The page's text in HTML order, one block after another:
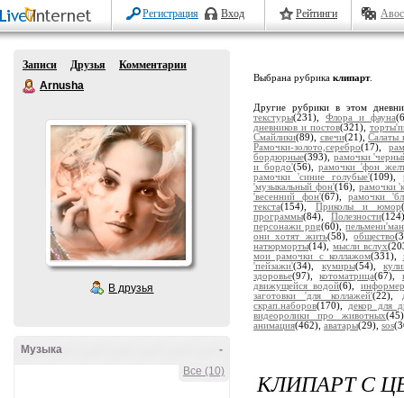
Регистрация Вход Рейтинги
Записи Друзья
Комментарии
Arnusha
В друзья
-
Музыка
Все (10)
Выбрана рубрика клипарт.
Другие рубрики в этом
текстуры(231), Флора и фауна
дневников и постов(321),
Смайлики(89), свечи(21),Салаты
Рамочки-золото,серебро(17),
бордюрные(393), рамочки
и бордо'(56),рамочки 'фон
рамочки 'синие голубые'(109),
'музыкальный фон'(16), рамочки
'весенний фон'(67),рамочки
текста(154), Приколы и юмор
программы(84),Полезности
персонажи png(60),
они хотят жить(58),общество
натюрморты(14),мысли вслух
мои рамочки с коллажом(331),
'пейзажи'(34), кумиры(54),
здоровье(97),котоматрица(67),
движущейся водой(6),
заготовки 'для коллажей'(22),
скрап.наборов(170), декор для
видеоролики про животных
анимация(462), аватары(29), sos
КЛИПАРТ С